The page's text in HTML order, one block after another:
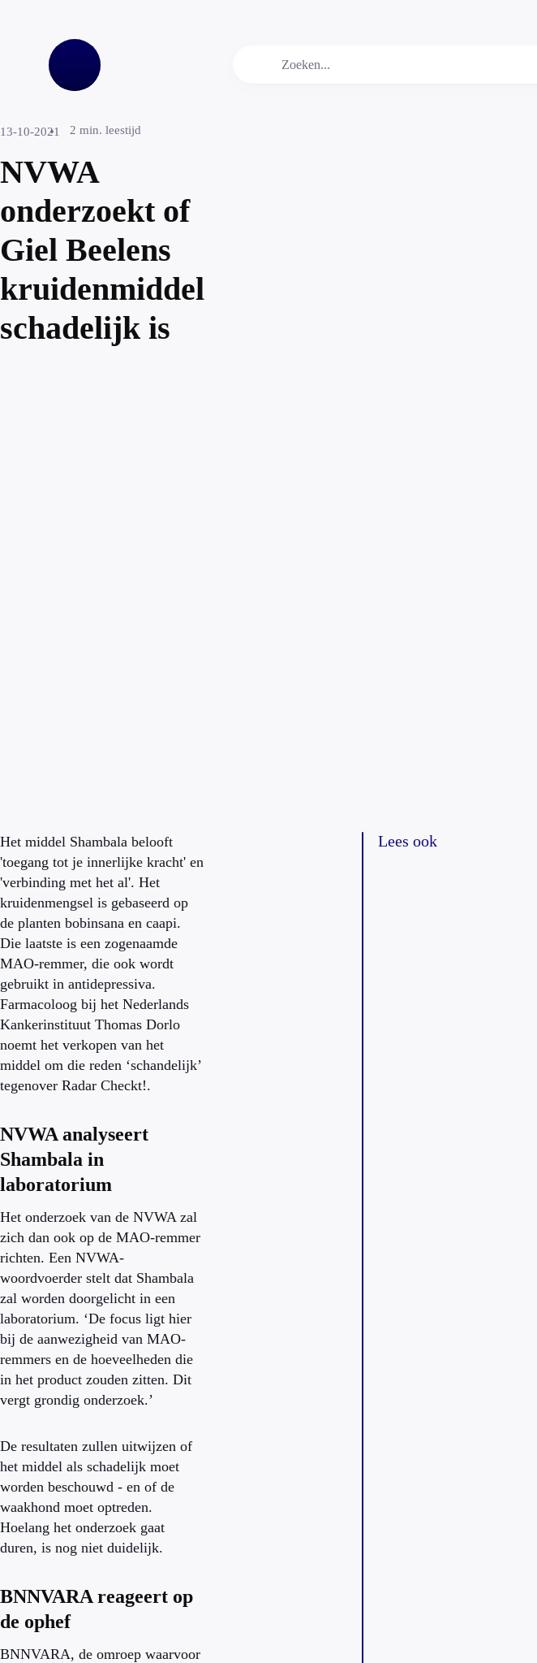
13-10-2021 2 min. leestijd
NVWA
onderzoekt of
Giel Beelens
kruidenmiddel
schadelijk is
Het middel Shambala belooft
'toegang tot je innerlijke kracht' en
'verbinding met het al'. Het
kruidenmengsel is gebaseerd op
de planten bobinsana en caapi.
Die laatste is een zogenaamde
MAO-remmer, die ook wordt
gebruikt in antidepressiva.
Farmacoloog bij het Nederlands
Kankerinstituut Thomas Dorlo
noemt het verkopen van het
middel om die reden ‘schandelijk’
tegenover Radar Checkt!.
NVWA analyseert
Shambala in
laboratorium
Het onderzoek van de NVWA zal
zich dan ook op de MAO-remmer
richten. Een NVWA-
woordvoerder stelt dat Shambala
zal worden doorgelicht in een
laboratorium. ‘De focus ligt hier
bij de aanwezigheid van MAO-
remmers en de hoeveelheden die
in het product zouden zitten. Dit
vergt grondig onderzoek.’
De resultaten zullen uitwijzen of
het middel als schadelijk moet
worden beschouwd - en of de
waakhond moet optreden.
Hoelang het onderzoek gaat
duren, is nog niet duidelijk.
BNNVARA reageert op
de ophef
BNNVARA, de omroep waarvoor
Lees ook